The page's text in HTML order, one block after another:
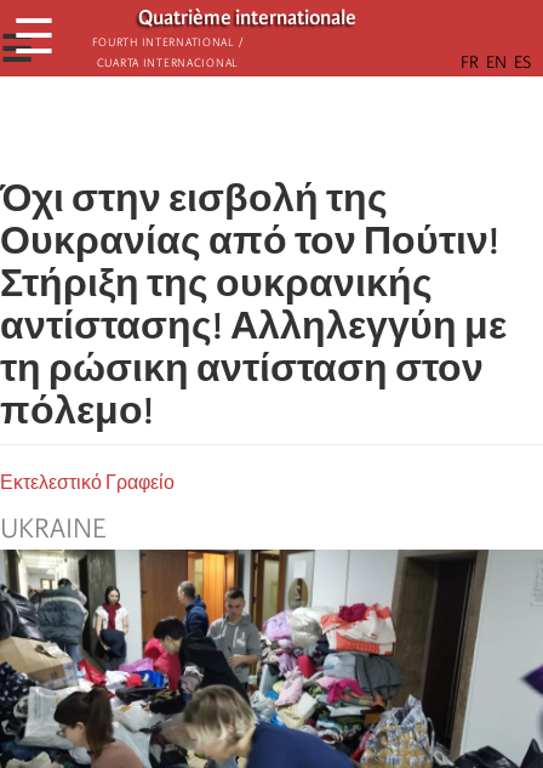
Παράκαμψη
προς
το
Quatrième internationale
Fourth International /
Cuarta Internacional
☰
☰
Όχι στην εισβολή της
Ουκρανίας από τον Πούτιν!
Στήριξη της ουκρανικής
αντίστασης! Αλληλεγγύη με
τη ρώσικη αντίσταση στον
πόλεμο!
Εκτελεστικό Γραφείο
UKRAINE